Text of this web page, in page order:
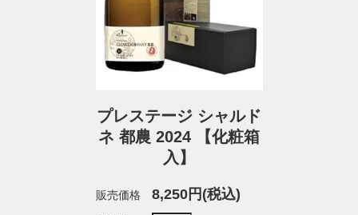
プレステージ シャルド
ネ 都農 2024 【化粧箱
入】
販売価格 8,250円(税込)